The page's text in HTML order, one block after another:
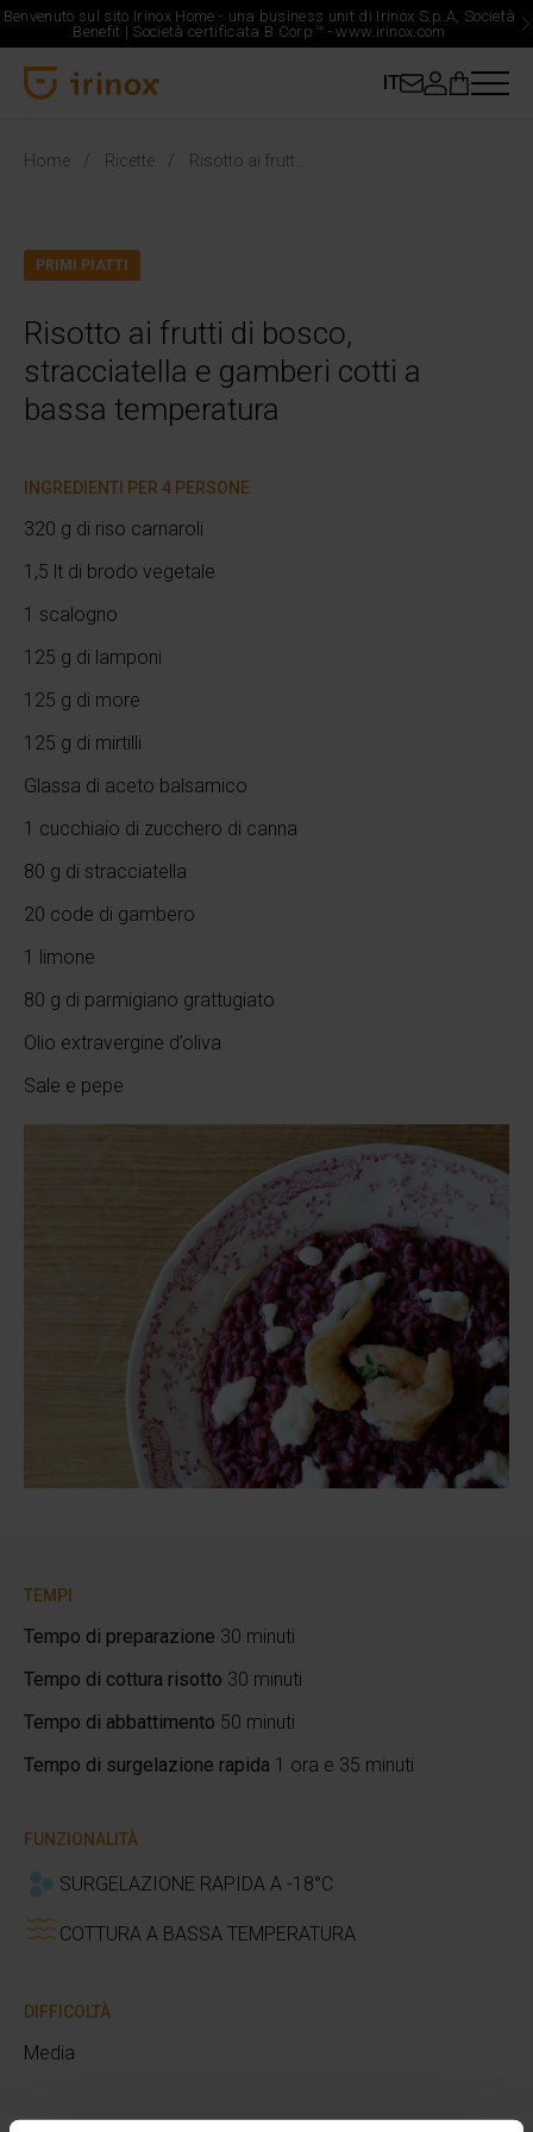
Benvenuto sul sito Irinox Home - una business unit di Irinox S.p.A, Società
Benefit | Società certificata B Corp ™-www.irinox.com
IT
Home Ricette
PRIMI PIATTI
Risotto ai frutti di bosco,
stracciatella e gamberi cotti a
bassa temperatura
INGREDIENTI PER 4 PERSONE
320 g di riso carnaroli
1,5 lt di brodo vegetale
1 scalogno
125 g di lamponi
125 g di more
125 g di mirtilli
Glassa di aceto balsamico
1 cucchiaio di zucchero di canna
80 g di stracciatella
20 code di gambero
1 limone
80 g di parmigiano grattugiato
Olio extravergine d’oliva
Sale e pepe
TEMPI
Tempo di preparazione 30 minuti
Tempo di cottura risotto 30 minuti
Tempo di abbattimento 50 minuti
Tempo di surgelazione rapida 1 ora e 35 minuti
FUNZIONALITÀ
SURGELAZIONE RAPIDA A -18°C
COTTURA A BASSA TEMPERATURA
DIFFICOLTÀ
Media